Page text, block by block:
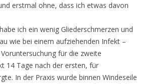
erstmal ohne, dass ich etwas davon
ich ein wenig Gliederschmerzen und
wie bei einem aufziehenden Infekt –
für die zweite
14 Tage nach der ersten, für
In der Praxis wurde binnen Windeseile